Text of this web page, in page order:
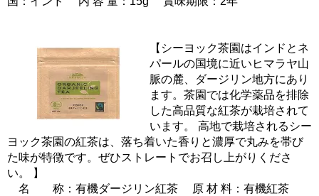
【シーヨック茶園はインドとネ
パールの国境に近いヒマラヤ山
脈の麓、ダージリン地方にあり
ます。茶園では化学薬品を排除
した高品質な紅茶が栽培されて
います。 高地で栽培されるシー
ヨック茶園の紅茶は、落ち着いた香りと濃厚で丸みを帯び
た味が特徴です。ぜひストレートでお召し上がりくださ
い。 】
名 称：有機ダージリン紅茶 原 材 料：有機紅茶